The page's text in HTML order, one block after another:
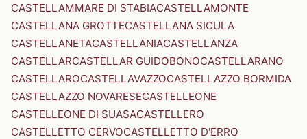
CASTELLAMMARE DI STABIACASTELLAMONTE
CASTELLANA GROTTECASTELLANA SICULA
CASTELLANETACASTELLANIACASTELLANZA
CASTELLARCASTELLAR GUIDOBONOCASTELLARANO
CASTELLAROCASTELLAVAZZOCASTELLAZZO BORMIDA
CASTELLAZZO NOVARESECASTELLEONE
CASTELLEONE DI SUASACASTELLERO
CASTELLETTO CERVOCASTELLETTO D'ERRO